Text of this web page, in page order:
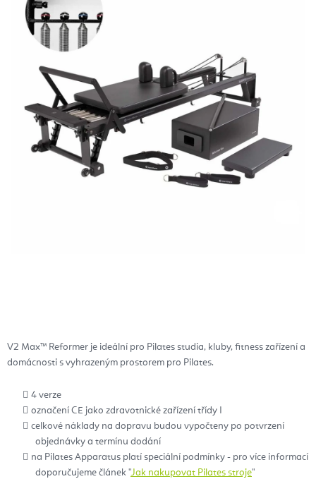
V2 Max™ Reformer je ideální pro Pilates studia, kluby, fitness zařízení a
domácnosti s vyhrazeným prostorem pro Pilates.
4 verze
označení CE jako zdravotnické zařízení třídy I
celkové náklady na dopravu budou vypočteny po potvrzení
objednávky a termínu dodání
na Pilates Apparatus platí speciální podmínky - pro více informací
doporučujeme článek "Jak nakupovat Pilates stroje"